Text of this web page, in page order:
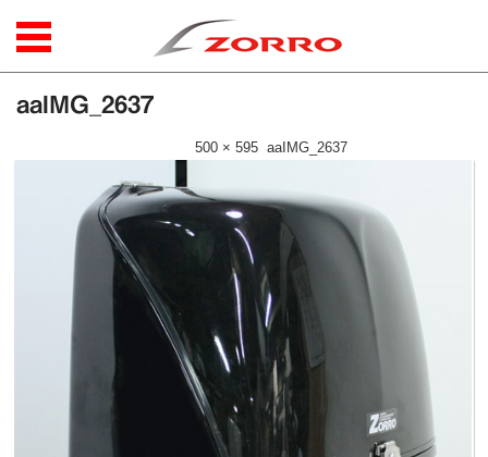
コンテンツに移動
aaIMG_2637
500 × 595 aaIMG_2637